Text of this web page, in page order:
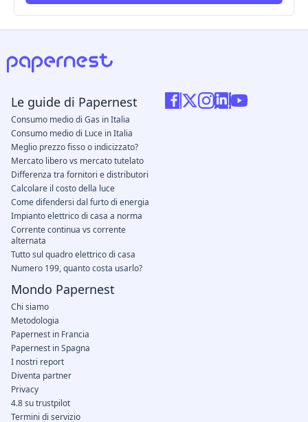
Le guide di Papernest
Consumo medio di Gas in Italia
Consumo medio di Luce in Italia
Meglio prezzo fisso o indicizzato?
Mercato libero vs mercato tutelato
Differenza tra fornitori e distributori
Calcolare il costo della luce
Come difendersi dal furto di energia
Impianto elettrico di casa a norma
Corrente continua vs corrente
alternata
Tutto sul quadro elettrico di casa
Numero 199, quanto costa usarlo?
Mondo Papernest
Chi siamo
Metodologia
Papernest in Francia
Papernest in Spagna
I nostri report
Diventa partner
Privacy
4.8 su trustpilot
Termini di servizio